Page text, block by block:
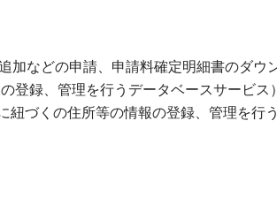
などの申請、申請料確定明細書のダウ
登録、管理を行うデータベースサービス
づくの住所等の情報の登録、管理を行